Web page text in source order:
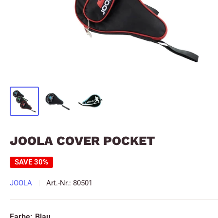
JOOLA COVER POCKET
SAVE 30%
JOOLA Art.-Nr.: 80501